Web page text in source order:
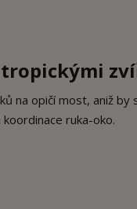
tropickými
na opičí most, aniž
ruka-oko.